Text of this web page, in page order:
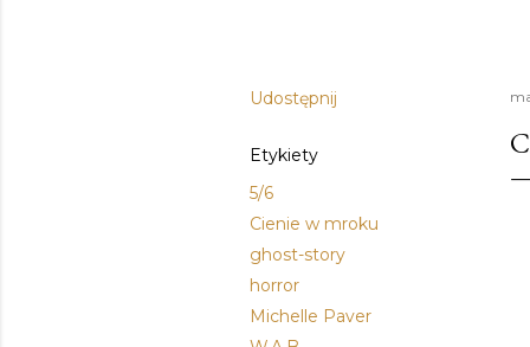
Udostępnij
Etykiety
5/6
Cienie w mroku
ghost-story
horror
Michelle Paver